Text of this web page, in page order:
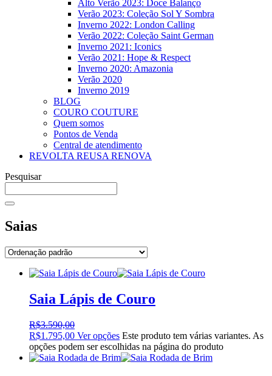
Alto Verão 2023: Doce Balanço
Verão 2023: Coleção Sol Y Sombra
Inverno 2022: London Calling
Verão 2022: Coleção Saint German
Inverno 2021: Iconics
Verão 2021: Hope & Respect
Inverno 2020: Amazonia
Verão 2020
Inverno 2019
BLOG
COURO COUTURE
Quem somos
Pontos de Venda
Central de atendimento
REVOLTA REUSA RENOVA
Pesquisar
Saias
Saia Lápis de Couro
R$3.590,00
R$1.795,00 Ver opções Este produto tem várias variantes. As
opções podem ser escolhidas na página do produto